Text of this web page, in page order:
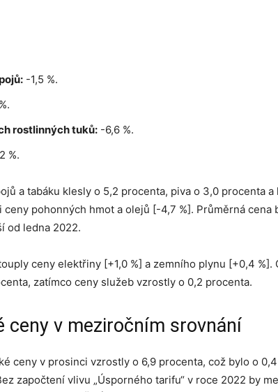
-1,5 %.
rostlinných tuků: -6,6 %.
%.
a tabáku klesly o 5,2 procenta, piva o 3,0 procenta a
ceny pohonných hmot a olejů [-4,7 %]. Průměrná cena
od ledna 2022.
ceny elektřiny [+1,0 %] a zemního plynu [+0,4 %].
zatímco ceny služeb vzrostly o 0,2 procenta.
ceny v meziročním srovnání
ceny v prosinci vzrostly o 6,9 procenta, což bylo o
započtení vlivu „Úsporného tarifu“ v roce 2022 by